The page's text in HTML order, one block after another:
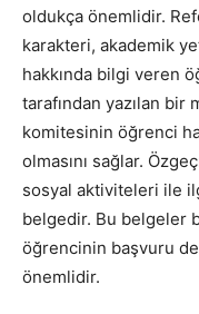
oldukça önemlidir.
karakteri, akademik
hakkında bilgi veren
tarafından yazılan
komitesinin öğrenci
olmasını sağlar.
sosyal aktiviteleri ile
belgedir. Bu belgeler
öğrencinin başvuru
önemlidir.